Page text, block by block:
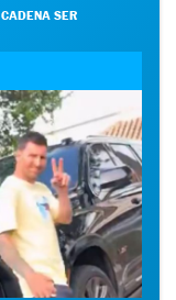
CADENA SER